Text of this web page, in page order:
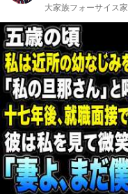
大家族フォーサイス家